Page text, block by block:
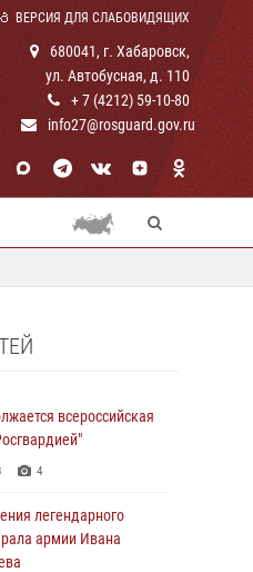
ВЕРСИЯ ДЛЯ СЛАБОВИДЯЩИХ
680041, г. Хабаровск,
ул. Автобусная, д. 110
+ 7 (4212) 59-10-80
info27@rosguard.gov.ru
всероссийская
4
легендарного
армии Ивана